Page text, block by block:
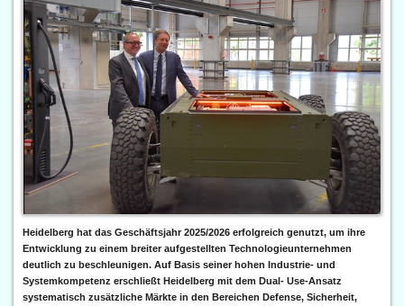
Heidelberg hat das Geschäftsjahr 2025/2026 erfolgreich genutzt, um ihre
Entwicklung zu einem breiter aufgestellten Technologieunternehmen
deutlich zu beschleunigen. Auf Basis seiner hohen Industrie- und
Systemkompetenz erschließt Heidelberg mit dem Dual- Use-Ansatz
systematisch zusätzliche Märkte in den Bereichen Defense, Sicherheit,